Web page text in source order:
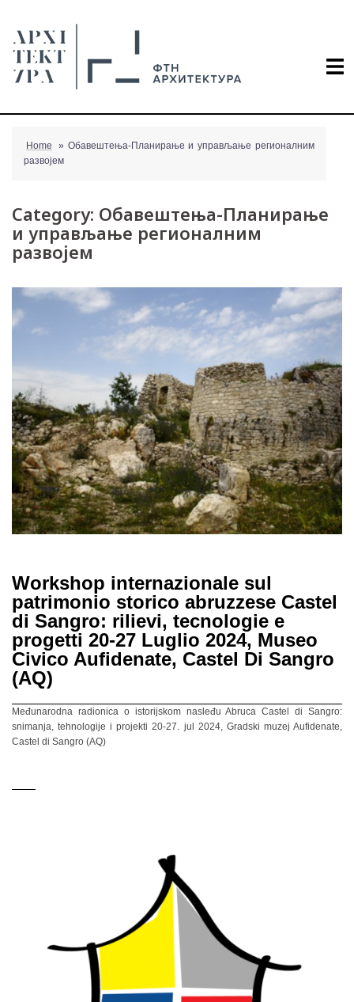
content
Home » Обавештења-Планирање и управљање регионалним
развојем
Category: Обавештења-Планирање
и управљање регионалним
развојем
Workshop internazionale sul
patrimonio storico abruzzese Castel
di Sangro: rilievi, tecnologie e
progetti 20-27 Luglio 2024, Museo
Civico Aufidenate, Castel Di Sangro
(AQ)
Međunarodna radionica o istorijskom nasleđu Abruca Castel di Sangro:
snimanja, tehnologije i projekti 20-27. jul 2024, Gradski muzej Aufidenate,
Castel di Sangro (AQ)